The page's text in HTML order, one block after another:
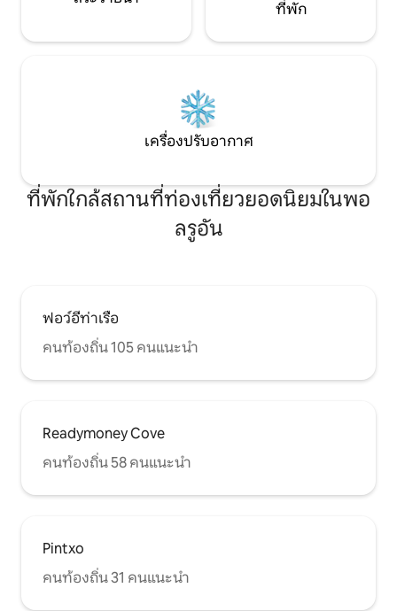
ที่พัก
เครื่องปรับอากาศ
ที่พักใกล้สถานที่ท่องเที่ยวยอดนิยมในพอ
ลรูอัน
ฟอว์อีท่าเรือ
คนท้องถิ่น 105 คนแนะนำ
Readymoney Cove
คนท้องถิ่น 58 คนแนะนำ
Pintxo
คนท้องถิ่น 31 คนแนะนำ